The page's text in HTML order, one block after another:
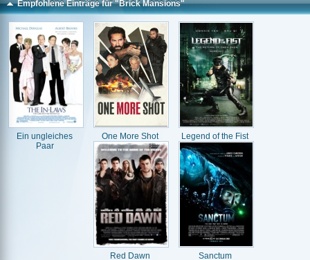
Empfohlene Einträge für "Brick Mansions"
Ein ungleiches
Paar
One More Shot Legend of the Fist
Red Dawn Sanctum